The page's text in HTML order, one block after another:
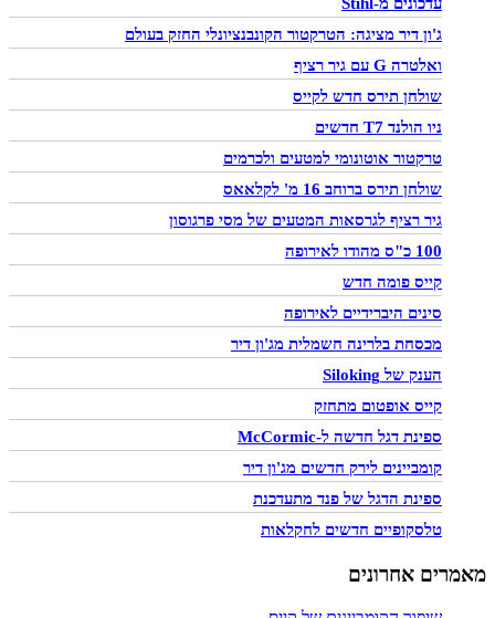
ג'ון דיר מציגה: הטרקטור הקונבנציונלי החזק בעולם
ואלטרה G עם גיר רציף
שולחן תירס חדש לקייס
ניו הולנד T7 חדשים
טרקטור אוטונומי למטעים ולכרמים
שולחן תירס ברוחב 16 מ' לקלאאס
גיר רציף לגרסאות המטעים של מסי פרגוסון
100 כ"ס מהודו לאירופה
קייס פומה חדש
סינים היברידיים לאירופה
מכסחת בלרינה חשמלית מג'ון דיר
הענק של Siloking
קייס אופטום מתחזק
ספינת דגל חדשה ל-McCormic
קומביינים לירק חדשים מג'ון דיר
ספינת הדגל של פנד מתעדכנת
טלסקופיים חדשים לחקלאות
מאמרים אחרונים